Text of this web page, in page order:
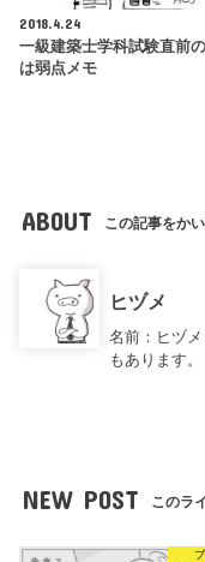
2018.4.24
一級建築士学科試験直前
は弱点メモ
ABOUT この記事をか
ヒヅメ
名前：ヒヅ
もあります。
NEW POST このラ